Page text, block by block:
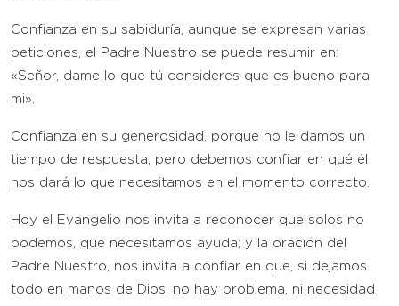
Confianza en su sabiduría, aunque se expresan varias
peticiones, el Padre Nuestro se puede resumir en:
«Señor, dame lo que tú consideres que es bueno para
mi».
Confianza en su generosidad, porque no le damos un
tiempo de respuesta, pero debemos confiar en qué él
nos dará lo que necesitamos en el momento correcto.
Hoy el Evangelio nos invita a reconocer que solos no
podemos, que necesitamos ayuda; y la oración del
Padre Nuestro, nos invita a confiar en que, si dejamos
todo en manos de Dios, no hay problema, ni necesidad